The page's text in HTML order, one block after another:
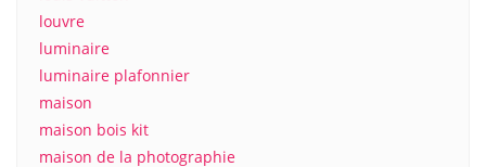
louvre
luminaire
luminaire plafonnier
maison
maison bois kit
maison de la photographie